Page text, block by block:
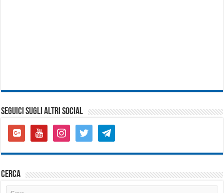
SEGUICI SUGLI ALTRI SOCIAL
google-
plus-
youtube instagramtwitter telegram
cerca